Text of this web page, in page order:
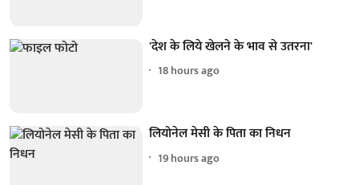
'देश के लिये खेलने के भाव से उतरना'
18 hours ago
लियोनेल मेसी के पिता का निधन
19 hours ago